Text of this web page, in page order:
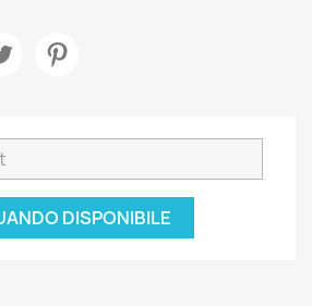
DISPONIBILE